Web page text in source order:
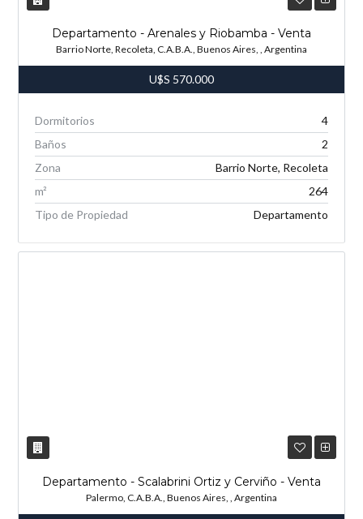
Departamento - Arenales y Riobamba - Venta
Barrio Norte, Recoleta, C.A.B.A., Buenos Aires, , Argentina
U$S 570.000
Dormitorios
4
Baños
2
Zona
Barrio Norte, Recoleta
m²
264
Tipo de Propiedad
Departamento
Departamento - Scalabrini Ortiz y Cerviño - Venta
Palermo, C.A.B.A., Buenos Aires, , Argentina